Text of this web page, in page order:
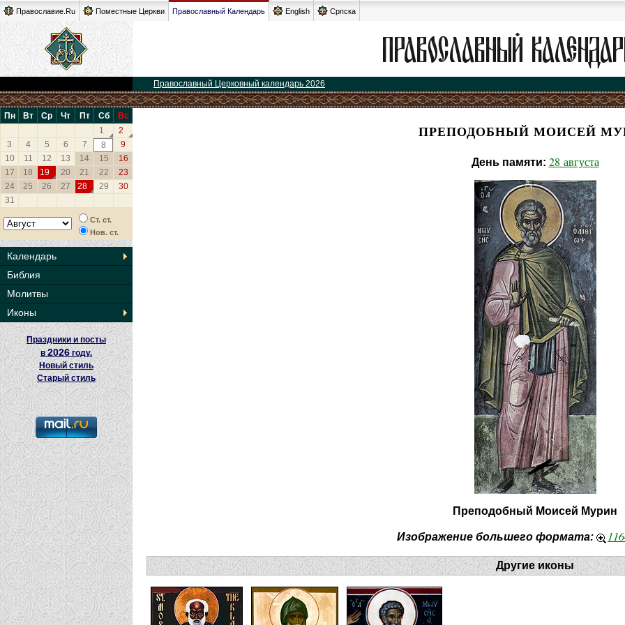
Православие.Ru Поместные Церкви Православный Календарь English Српска
Православный Церковный календарь 2026
Пн Вт Ср Чт Пт Сб
Вс
1
2
3
4 5 6 7 8
9
10
11 12 13 14 15
16
17
18 19 20 21 22
23
24
25 26 27 28 29
30
31
Ст. ст.
Нов. ст.
Календарь
Библия
Молитвы
Иконы
Праздники и посты
в2026 году.
Новый стиль
Старый стиль
ПРЕПОДОБНЫЙ МОИСЕЙ
День памяти: 28 августа
Преподобный Моисей Мурин
Изображение большего формата:
Другие иконы